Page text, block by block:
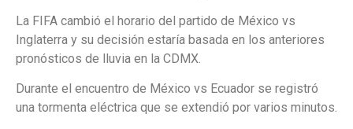
La FIFA cambió el horario del partido de México vs
Inglaterra y su decisión estaría basada en los anteriores
pronósticos de lluvia en la CDMX.
Durante el encuentro de México vs Ecuador se registró
una tormenta eléctrica que se extendió por varios minutos.